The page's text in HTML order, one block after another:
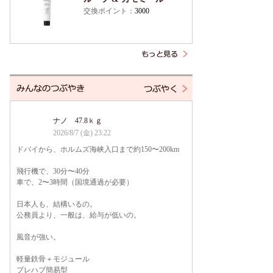
交換ポイント： 3000
ナノ 47.8ｋｇ
2026/8/7 (金) 23:22
ドバイから、ホルムズ海峡入口まで約150〜200km
飛行機で、30分〜40分
車で、2〜3時間（国境通過が必要）
日本人も、結構いるの。
公務員より、一般は、給与が低いの。
風音が強い。
軽量鉄骨＋モジュール
プレハブ簡易型